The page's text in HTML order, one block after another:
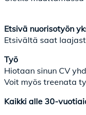
Etsivä nuorisotyön
Etsivältä saat
Työ
Hiotaan sinun CV
Voit myös treenata
Kaikki alle 30-